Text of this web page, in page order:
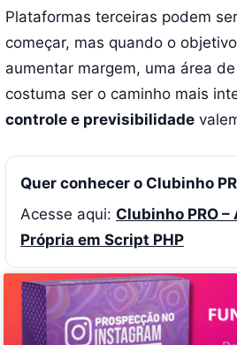
Plataformas terceiras podem
começar, mas quando o
aumentar margem, uma área
costuma ser o caminho mais
controle e previsibilidade
Quer conhecer o Clubinho
Acesse aqui: Clubinho PRO
Própria em Script PHP